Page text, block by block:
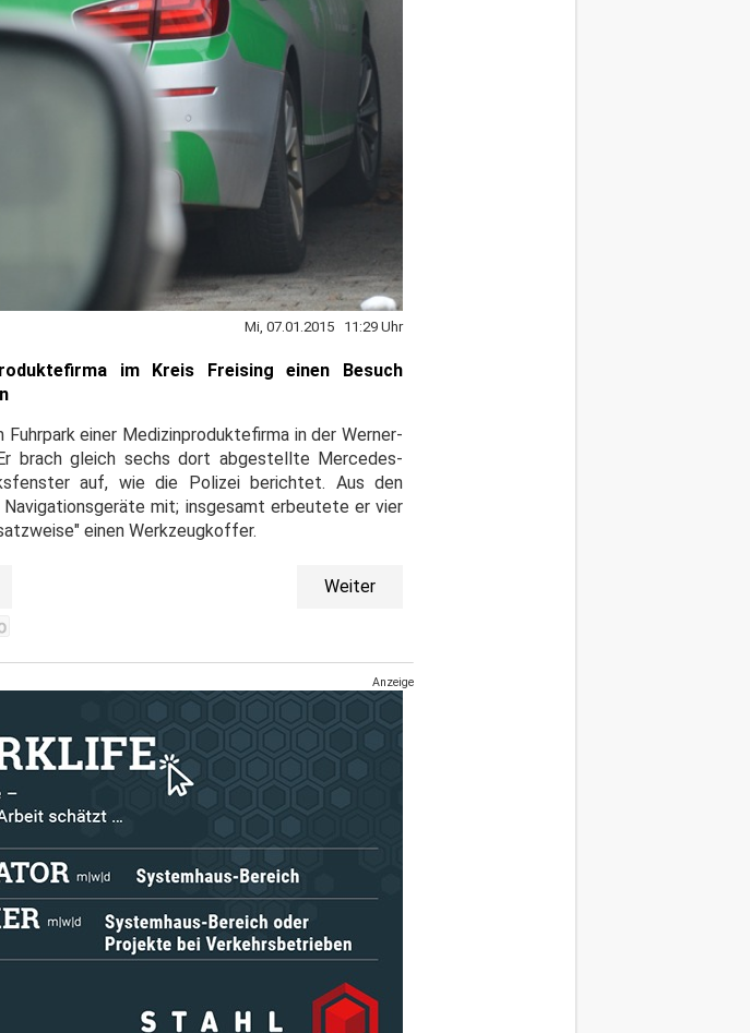
Mi, 07.01.2015 11:29 Uhr
im Kreis Freising einen Besuch
einer Medizinproduktefirma in der Werner-
brach gleich sechs dort abgestellte Mercedes-
auf, wie die Polizei berichtet. Aus den
mit; insgesamt erbeutete er vier
einen Werkzeugkoffer.
Weiter
Anzeige